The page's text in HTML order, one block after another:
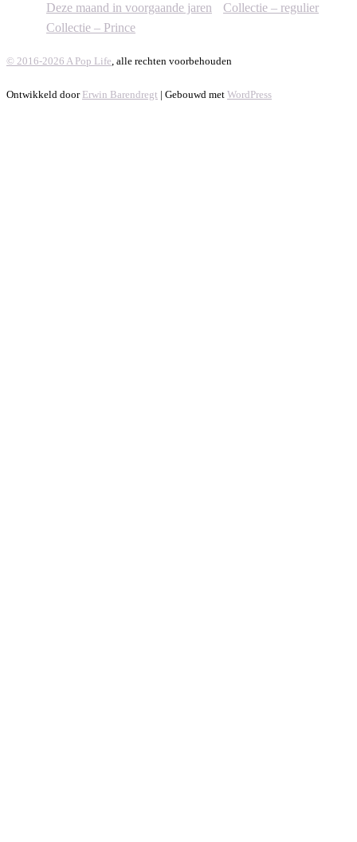
Deze maand in voorgaande jaren
Collectie – regulier
Collectie – Prince
© 2016-2026 A Pop Life , alle rechten voorbehouden
Ontwikkeld door Erwin Barendregt | Gebouwd met WordPress